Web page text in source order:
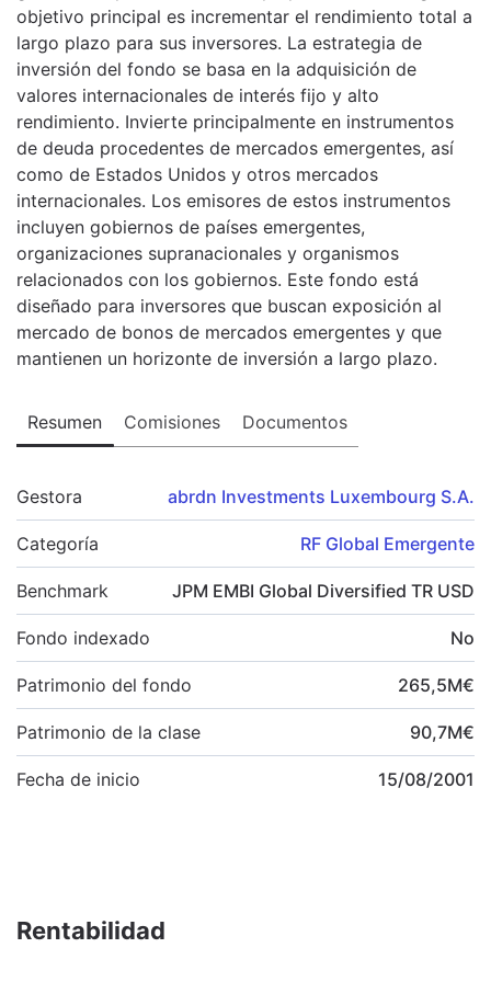
objetivo principal es incrementar el rendimiento total a
largo plazo para sus inversores. La estrategia de
inversión del fondo se basa en la adquisición de
valores internacionales de interés fijo y alto
rendimiento. Invierte principalmente en instrumentos
de deuda procedentes de mercados emergentes, así
como de Estados Unidos y otros mercados
internacionales. Los emisores de estos instrumentos
incluyen gobiernos de países emergentes,
organizaciones supranacionales y organismos
relacionados con los gobiernos. Este fondo está
diseñado para inversores que buscan exposición al
mercado de bonos de mercados emergentes y que
mantienen un horizonte de inversión a largo plazo.
Resumen Comisiones Documentos
Gestora abrdn Investments Luxembourg S.A.
Categoría RF Global Emergente
Benchmark JPM EMBI Global Diversified TR USD
Fondo indexado No
Patrimonio del fondo 265,5M€
Patrimonio de la clase 90,7M€
Fecha de inicio 15/08/2001
Rentabilidad